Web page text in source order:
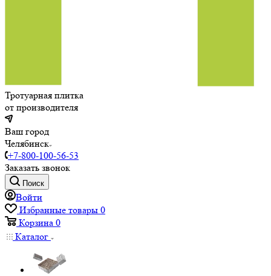
Тротуарная плитка
от производителя
Ваш город
Челябинск
+7-800-100-56-53
Заказать звонок
Поиск
Войти
Избранные товары 0
Корзина 0
Каталог